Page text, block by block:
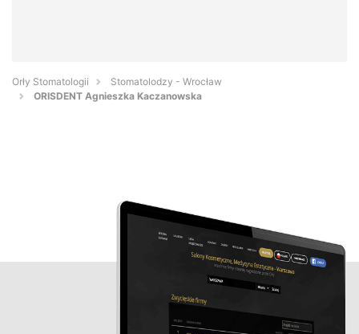
Orły Stomatologii
Stomatolodzy - Wrocław
ORISDENT Agnieszka Kaczanowska